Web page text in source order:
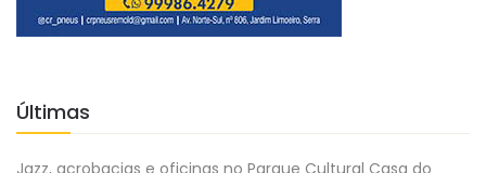
Últimas
Jazz, acrobacias e oficinas no Parque Cultural Casa do